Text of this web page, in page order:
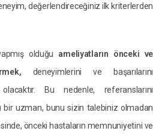
değerlendireceğiniz ilk kriterlerden
olduğu ameliyatların önceki ve
deneyimlerini ve başarılarını
Bu nedenle, referanslarını
bir uzman, bunu sizin talebiniz olmadan
önceki hastaların memnuniyetini ve